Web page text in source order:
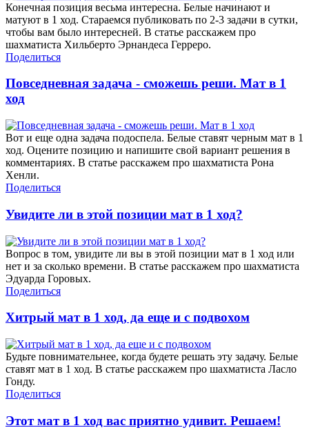
Конечная позиция весьма интересна. Белые начинают и
матуют в 1 ход. Стараемся публиковать по 2-3 задачи в сутки,
чтобы вам было интересней. В статье расскажем про
шахматиста Хильберто Эрнандеса Герреро.
Поделиться
Повседневная задача - сможешь реши. Мат в 1
ход
Вот и еще одна задача подоспела. Белые ставят черным мат в 1
ход. Оцените позицию и напишите свой вариант решения в
комментариях. В статье расскажем про шахматиста Рона
Хенли.
Поделиться
Увидите ли в этой позиции мат в 1 ход?
Вопрос в том, увидите ли вы в этой позиции мат в 1 ход или
нет и за сколько времени. В статье расскажем про шахматиста
Эдуарда Горовых.
Поделиться
Хитрый мат в 1 ход, да еще и с подвохом
Будьте повнимательнее, когда будете решать эту задачу. Белые
ставят мат в 1 ход. В статье расскажем про шахматиста Ласло
Гонду.
Поделиться
Этот мат в 1 ход вас приятно удивит. Решаем!